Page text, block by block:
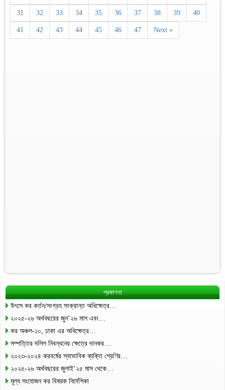
31 32 33 34 35 36 37 38 39 40
41 42 43 44 45 46 47 Next »
প্রকাশনা
উৎসে কর কর্তন/সংগ্রহ সংক্রান্ত অধিক্ষেত্র…
২০২৫-২৬ অর্থবছরের জুন’২৬ মাস এবং…
কর অঞ্চল-১০, ঢাকা এর অধিক্ষেত্র…
সম্পত্তির দলিল নিবন্ধনের ক্ষেত্রে দানকর…
২০২৩-২০২৪ করবর্ষের স্বাভাবিক ব্যক্তি শ্রেণির…
২০২৫-২৬ অর্থবছরের জুলাই’২৫ মাস থেকে…
মূল্য সংযোজন কর বিষয়ক নির্দেশিকা